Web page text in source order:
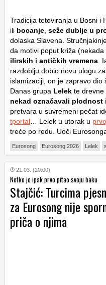
Tradicija tetoviranja u Bosni i
ili bocanje seže dublje u
dolaska Slavena.
da motivi poput križa
ilirskih i antičkih vremena .
razdoblju dobio novu ulogu
islamizaciji, on je zapravo dio
Danas grupa Lelek te drevne
nekad označavali
pretvara u suvremeni pečat
tportal … Lelek u utorak u
treće po redu. Uoči
Eurosong Eurosong 2026 Lelek
21.03. (20:00)
Netko je ipak prvo pitao svoju baku
Stajčić: Turcima
za Eurosong nije
priča o njima